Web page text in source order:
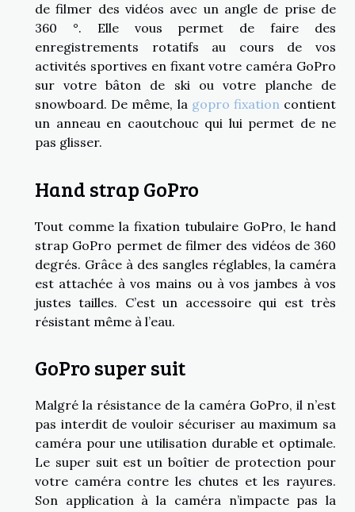
de filmer des vidéos avec un angle de prise de
360 °. Elle vous permet de faire des
enregistrements rotatifs au cours de vos
activités sportives en fixant votre caméra GoPro
sur votre bâton de ski ou votre planche de
snowboard. De même, la gopro fixationcontient
un anneau en caoutchouc qui lui permet de ne
pas glisser.
Hand strap GoPro
Tout comme la fixation tubulaire GoPro, le hand
strap GoPro permet de filmer des vidéos de 360
degrés. Grâce à des sangles réglables, la caméra
est attachée à vos mains ou à vos jambes à vos
justes tailles. C’est un accessoire qui est très
résistant même à l’eau.
GoPro super suit
Malgré la résistance de la caméra GoPro, il n’est
pas interdit de vouloir sécuriser au maximum sa
caméra pour une utilisation durable et optimale.
Le super suit est un boîtier de protection pour
votre caméra contre les chutes et les rayures.
Son application à la caméra n’impacte pas la